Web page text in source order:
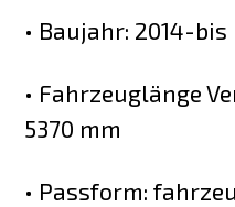
• Baujahr: 2014-bis
• Fahrzeuglänge
5370 mm
• Passform: